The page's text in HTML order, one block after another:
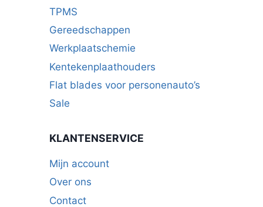
TPMS
Gereedschappen
Werkplaatschemie
Kentekenplaathouders
Flat blades voor personenauto’s
Sale
KLANTENSERVICE
Mijn account
Over ons
Contact